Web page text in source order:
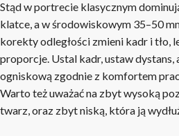
Stąd w portrecie klasycznym
klatce, a w środowiskowym 35–50
korekty odległości zmieni kadr i tło,
proporcje. Ustal kadr, ustaw
ogniskową zgodnie z komfortem
Warto też uważać na zbyt wysoką
twarz, oraz zbyt niską, która ją